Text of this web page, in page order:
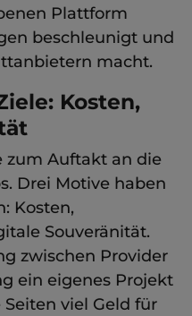
Plattform
beschleunigt und
macht.
Kosten,
zum Auftakt an die
Drei Motive haben
Kosten,
Souveränität.
zwischen Provider
ein eigenes Projekt
viel Geld für